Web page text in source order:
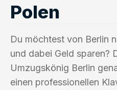
Polen
Du möchtest von Berlin
und dabei Geld sparen?
Umzugskönig Berlin
einen professionellen